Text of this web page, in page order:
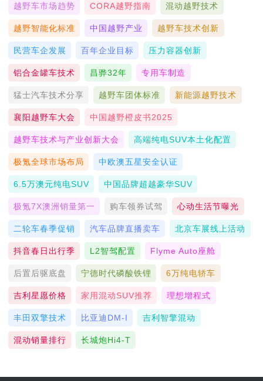
越野车市场趋势 CORA越野指南 混动越野技术
越野智能化标准 中国越野产业 越野车技术创新
民营车企发展 百年企业目标 压力容器创新
铝合金罐车技术 昌骅32年 专用车制造
猛士汽车技术分享 越野车团体标准 新能源越野技术
襄阳越野车大会 中国越野橙皮书2025
越野车技术与产业创新大会 高端纯电SUV本土化配置
极氪全球市场布局 中欧澳五星安全认证
6.5万澳元纯电SUV 中国品牌超越豪华SUV
极氪7X澳洲销量第一 购车领券试驾 心动生活节曝光
二轮车春季促销 汽车品牌直播卖车 北京车展线上活动
抖音春日出行季 L2智驾配置 Flyme Auto座舱
后置后驱底盘 宁德时代磷酸铁锂 6万纯电轿车
吉利星愿价格 家用混动SUV推荐 理想增程式
丰田双擎技术 比亚迪DM-I 吉利智擎混动
混动销量排行 长城炮Hi4-T